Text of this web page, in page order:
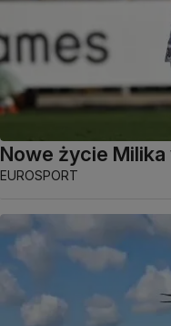
Nowe życie
EUROSPORT